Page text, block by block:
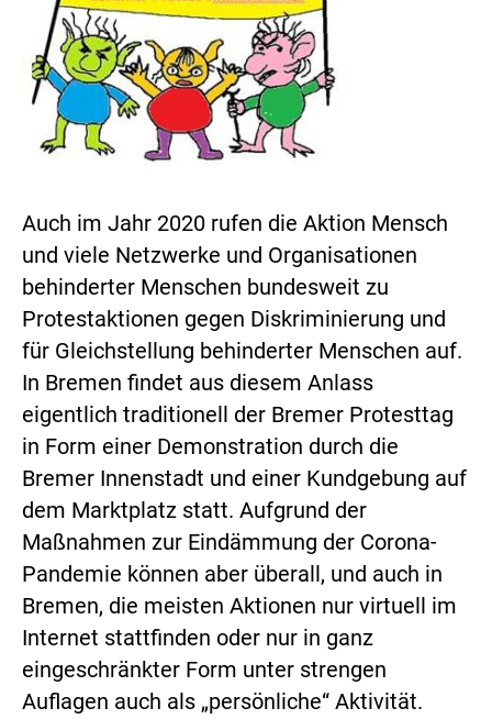
Auch im Jahr 2020 rufen die Aktion Mensch
und viele Netzwerke und Organisationen
behinderter Menschen bundesweit zu
Protestaktionen gegen Diskriminierung und
für Gleichstellung behinderter Menschen auf.
In Bremen findet aus diesem Anlass
eigentlich traditionell der Bremer Protesttag
in Form einer Demonstration durch die
Bremer Innenstadt und einer Kundgebung auf
dem Marktplatz statt. Aufgrund der
Maßnahmen zur Eindämmung der Corona-
Pandemie können aber überall, und auch in
Bremen, die meisten Aktionen nur virtuell im
Internet stattfinden oder nur in ganz
eingeschränkter Form unter strengen
Auflagen auch als „persönliche“ Aktivität.